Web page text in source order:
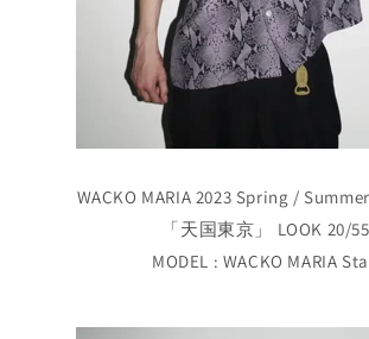
WACKO MARIA 2023 Spring /
「天国東京」 LOOK 20/55
MODEL : WACKO MARIA